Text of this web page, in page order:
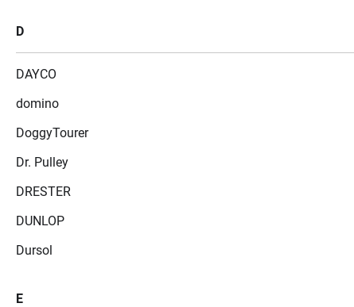
D
DAYCO
domino
DoggyTourer
Dr. Pulley
DRESTER
DUNLOP
Dursol
E